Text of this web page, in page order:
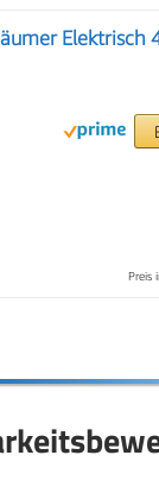
Elektrisch
Preis